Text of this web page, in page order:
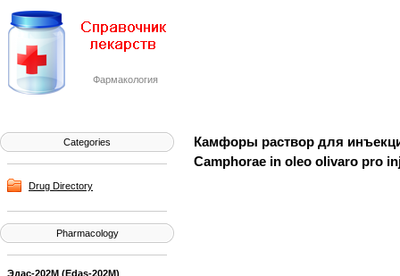
Фармакология
Categories
Drug Directory
Pharmacology
Эдас-202М (Edas-202M)
Камфоры раствор для
Camphorae in oleo olivaro pro